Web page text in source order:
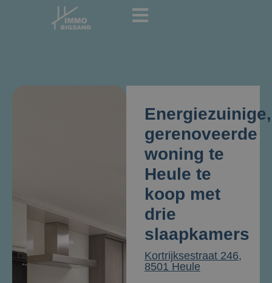
Energiezuinige,
gerenoveerde
woning te
Heule te
koop met
drie
slaapkamers
Kortrijksestraat 246,
8501 Heule